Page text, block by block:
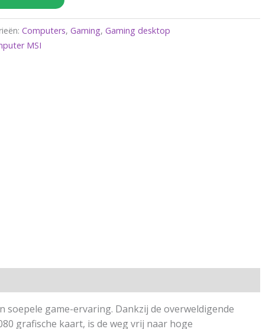
Computers,Gaming,Gaming desktop
MSI
soepele game-ervaring. Dankzij de overweldigende
grafische kaart, is de weg vrij naar hoge